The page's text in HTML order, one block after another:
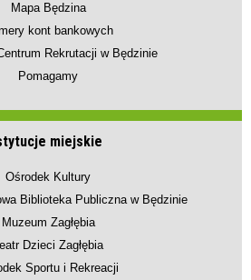
Mapa Będzina
kont bankowych
Rekrutacji w Będzinie
Pomagamy
miejskie
Ośrodek Kultury
Biblioteka Publiczna w Będzinie
Muzeum Zagłębia
Dzieci Zagłębia
Sportu i Rekreacji